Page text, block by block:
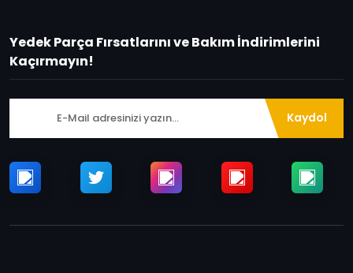
Yedek Parça Fırsatlarını ve Bakım İndirimlerini
Kaçırmayın!
Kaydol